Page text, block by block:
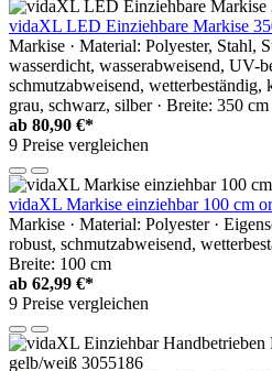
vidaXL LED Einziehbare Markise
Markise · Material: Polyester, Stahl,
wasserdicht, wasserabweisend, UV-
schmutzabweisend, wetterbeständig,
grau, schwarz, silber · Breite: 350 cm
ab 80,90 €*
9 Preise vergleichen
vidaXL Markise einziehbar 100 cm
Markise · Material: Polyester ·
robust, schmutzabweisend,
Breite: 100 cm
ab 62,99 €*
9 Preise vergleichen